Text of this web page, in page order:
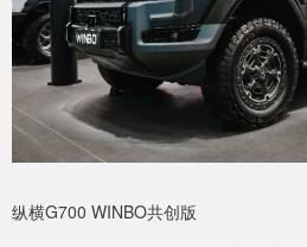
纵横G700 WINBO共创版